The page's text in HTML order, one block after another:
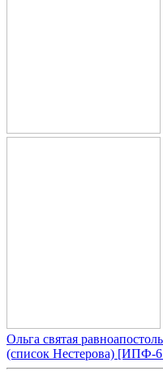
Ольга святая
(список Нестерова) [ИПФ-